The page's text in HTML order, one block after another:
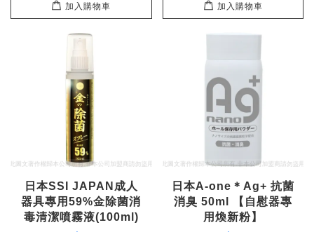
加入購物車 加入購物車
日本SSI JAPAN成人
器具專用59%金除菌消
毒清潔噴霧液(100ml)
日本A-one＊Ag+ 抗菌
消臭 50ml 【自慰器專
用煥新粉】